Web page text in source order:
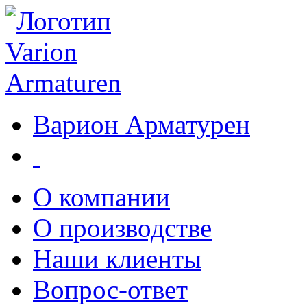
Варион Арматурен
О компании
О производстве
Наши клиенты
Вопрос-ответ